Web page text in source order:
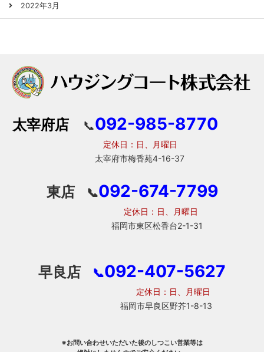
2022年3月
太宰府店 📞092-985-8770
定休日：日、月曜日
太宰府市梅香苑4-16-37
東店 📞092-674-7799
定休日：日、月曜日
福岡市東区松香台2-1-31
早良店 📞092-407-5627
定休日：日、月曜日
福岡市早良区野芥1-8-13
※お問い合わせいただいた後のしつこい営業等は